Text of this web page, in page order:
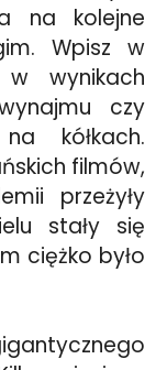
na kolejne
Wpisz w
wynikach
czy
kółkach.
filmów,
przeżyły
stały się
ciężko było